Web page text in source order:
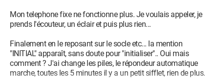
Mon telephone fixe ne fonctionne plus. Je voulais appeler, je
prends l'écouteur, un éclair et puis plus rien...
Finalement en le reposant sur le socle etc... la mention
"INITIAL" apparaît, sans doute pour "initialiser".. Oui mais
comment ? J'ai change les piles, le répondeur automatique
marche, toutes les 5 minutes il y a un petit sifflet, rien de plus.